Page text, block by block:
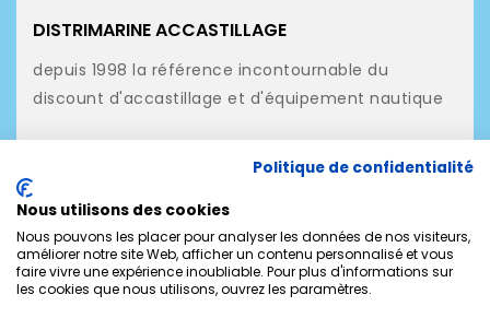
DISTRIMARINE ACCASTILLAGE
depuis 1998 la référence incontournable du
discount d'accastillage et d'équipement nautique
NOS PRODUITS
MON COMPTE
CONTACTEZ-NOUS
Politique de confidentialité
Nous utilisons des cookies
Nous pouvons les placer pour analyser les données de nos visiteurs,
améliorer notre site Web, afficher un contenu personnalisé et vous
faire vivre une expérience inoubliable. Pour plus d'informations sur
les cookies que nous utilisons, ouvrez les paramètres.